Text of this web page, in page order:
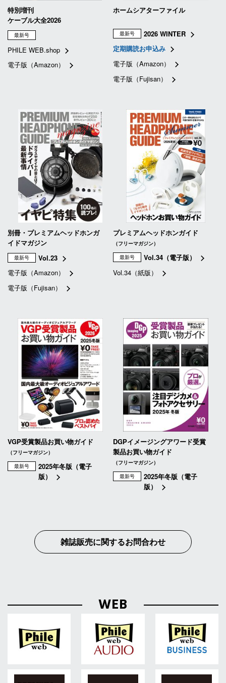
特別増刊
ケーブル大全2026
最新号
PHILE WEB.shop
電子版（Amazon）
ホームシアターファイル
最新号
2026 WINTER
定期購読お申込み
電子版（Amazon）
電子版（Fujisan）
別冊・プレミアムヘッドホンガ
イドマガジン
最新号
Vol.23
電子版（Amazon）
電子版（Fujisan）
プレミアムヘッドホンガイド
（フリーマガジン）
最新号
Vol.34（電子版）
Vol.34（紙版）
VGP受賞製品お買い物ガイド
（フリーマガジン）
最新号
2025年冬版（電子
版）
DGPイメージングアワード受賞
製品お買い物ガイド
（フリーマガジン）
最新号
2025年冬版（電子
版）
雑誌販売に関するお問合わせ
WEB